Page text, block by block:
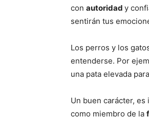
con autoridad y
sentirán tus
Los perros y los
entenderse. Por
una pata elevada
Un buen carácter,
como miembro de la